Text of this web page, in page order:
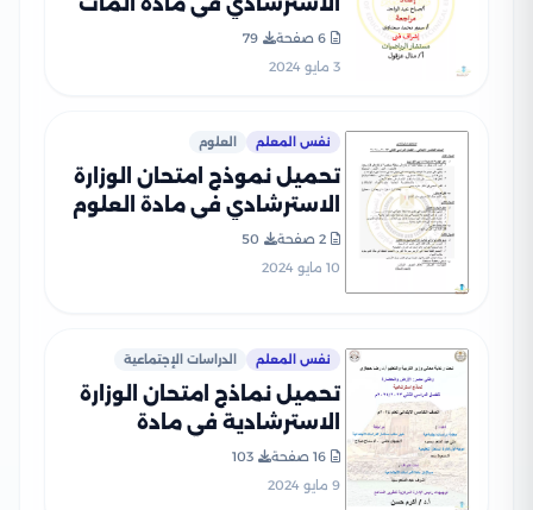
Math للصف الخامس
الابتدائي الترم الثاني 2024
6 صفحة
79
3 مايو 2024
نفس المعلم العلوم
تحميل نموذج امتحان الوزارة
الاسترشادي في مادة العلوم
للصف الخامس الابتدائي الترم
الثاني 2024
2 صفحة
50
10 مايو 2024
نفس المعلم الدراسات الإجتماعية
تحميل نماذج امتحان الوزارة
الاسترشادية في مادة
الدراسات الاجتماعية للصف
الخامس الابتدائي الترم الثاني
16 صفحة
103
9 مايو 2024